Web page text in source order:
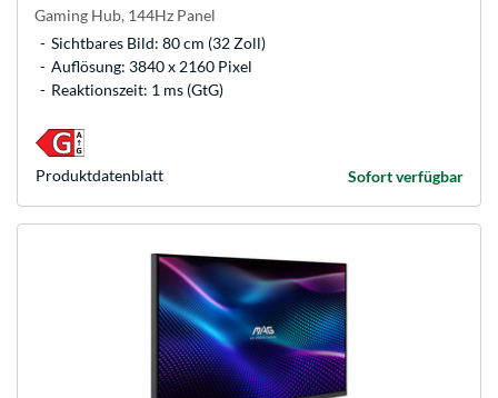
Gaming Hub, 144Hz Panel
Sichtbares Bild: 80 cm (32 Zoll)
Auflösung: 3840 x 2160 Pixel
Reaktionszeit: 1 ms (GtG)
Sofort verfügbar
Produkt­datenblatt